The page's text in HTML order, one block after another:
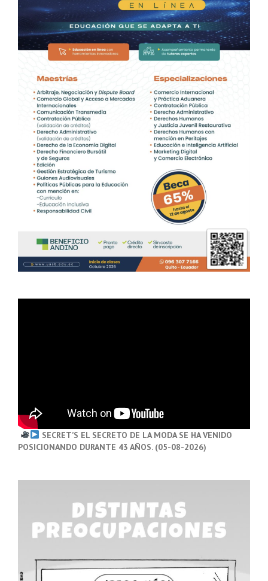
SECRET’S EL SECRETO DE LA MODA SE HA VENIDO
POSICIONANDO DURANTE 43 AÑOS. (05-08-2026)